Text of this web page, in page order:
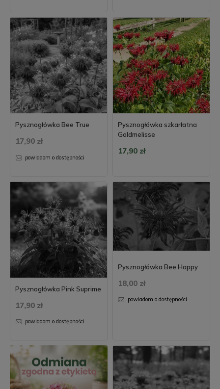
Pysznogłówka Bee True
17,90 zł
powiadom o dostępności
Pysznogłówka szkarłatna
Goldmelisse
17,90 zł
Pysznogłówka Pink Suprime
17,90 zł
powiadom o dostępności
Pysznogłówka Bee Happy
18,00 zł
powiadom o dostępności